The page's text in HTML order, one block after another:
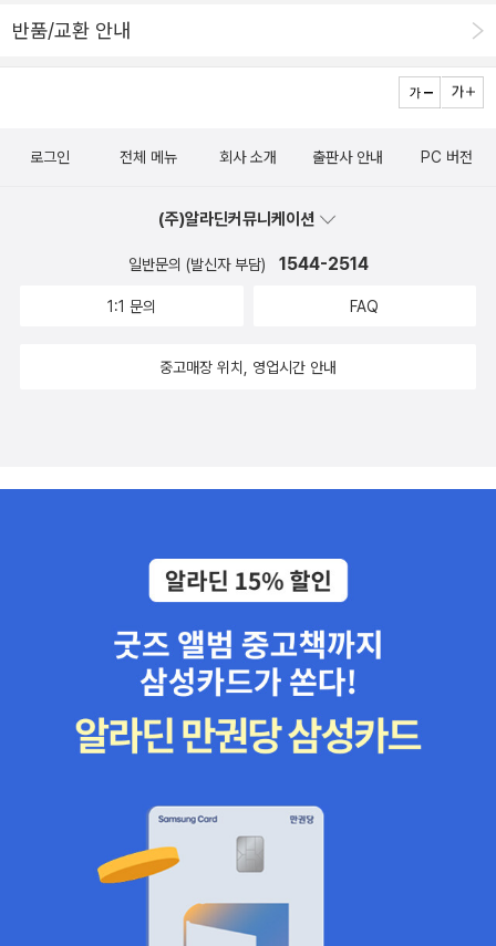
반품/교환 안내
로그인 전체 메뉴 회사 소개 출판사 안내 PC 버전
(주)알라딘커뮤니케이션
일반문의 (발신자 부담) 1544-2514
1:1 문의 FAQ
중고매장 위치, 영업시간 안내